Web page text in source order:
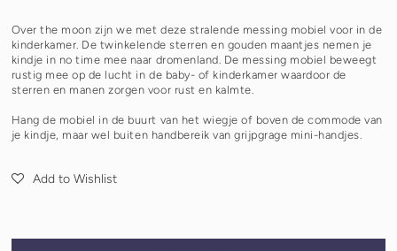
Over the moon zijn we met deze stralende messing mobiel voor in de
kinderkamer. De twinkelende sterren en gouden maantjes nemen je
kindje in no time mee naar dromenland. De messing mobiel beweegt
rustig mee op de lucht in de baby- of kinderkamer waardoor de
sterren en manen zorgen voor rust en kalmte.
Hang de mobiel in de buurt van het wiegje of boven de commode van
je kindje, maar wel buiten handbereik van grijpgrage mini-handjes.
Add to Wishlist